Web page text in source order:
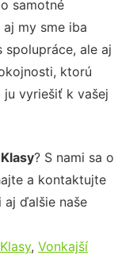
samotné
my sme iba
spolupráce, ale aj
ktorú
ju vyriešiť k vašej
? S nami sa o
a kontaktujte
aj ďalšie naše
, Vonkajší